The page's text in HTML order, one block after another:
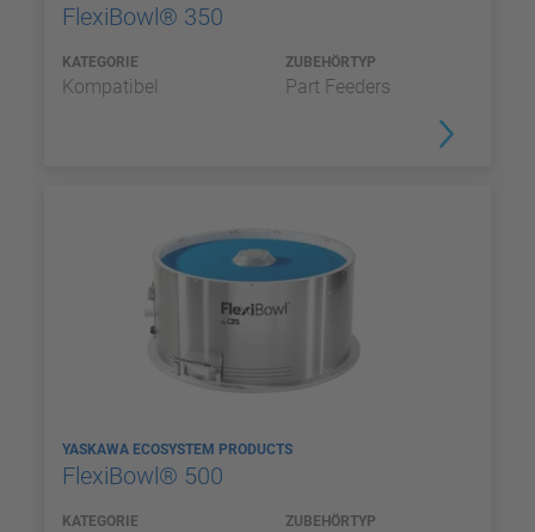
FlexiBowl® 350
KATEGORIE
Kompatibel
ZUBEHÖRTYP
Part Feeders
YASKAWA ECOSYSTEM PRODUCTS
FlexiBowl® 500
KATEGORIE ZUBEHÖRTYP